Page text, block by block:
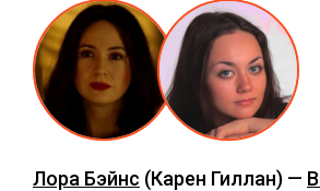
Лора Бэйнс (Карен Гиллан) —